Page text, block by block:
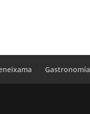
Gastronomía